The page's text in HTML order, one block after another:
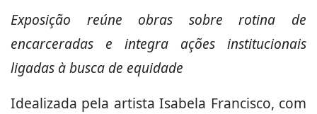
Exposição reúne obras sobre rotina de
encarceradas e integra ações institucionais
ligadas à busca de equidade
Idealizada pela artista Isabela Francisco, com